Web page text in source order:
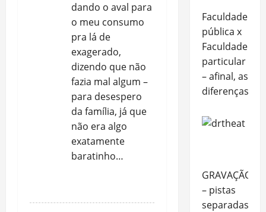
dando o aval para
o meu consumo
pra lá de
exagerado,
dizendo que não
fazia mal algum –
para desespero
da família, já que
não era algo
exatamente
baratinho…
Faculdade
pública x
Faculdade
particular
– afinal, as
diferenças
GRAVAÇÃO
– pistas
separadas